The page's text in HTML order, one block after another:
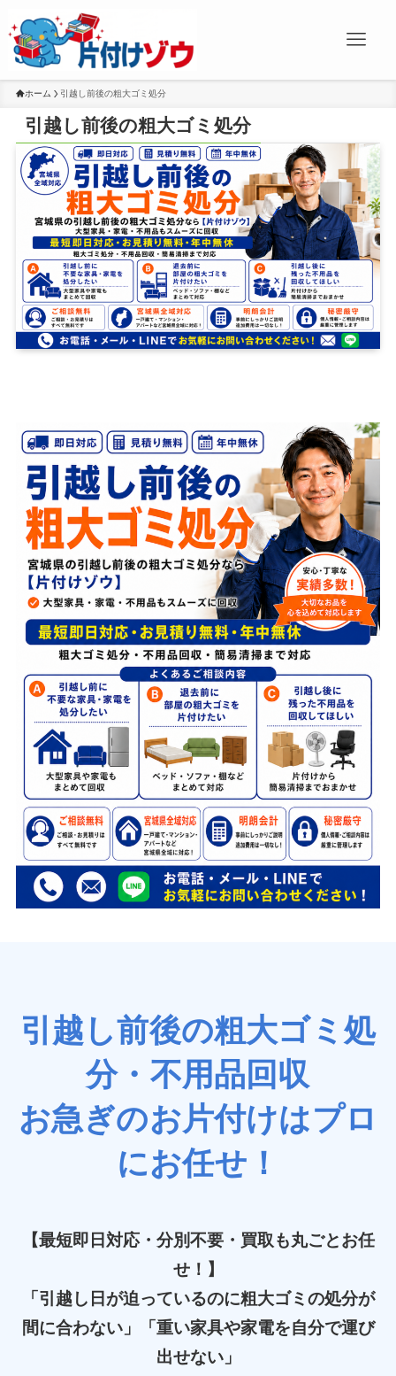
ホーム 引越し前後の粗大ゴミ処分
引越し前後の粗大ゴミ処分
引越し前後の粗大ゴミ処
分・不用品回収
お急ぎのお片付けはプロ
にお任せ！
【最短即日対応・分別不要・買取も丸ごとお任
せ！】
「引越し日が迫っているのに粗大ゴミの処分が
間に合わない」「重い家具や家電を自分で運び
出せない」